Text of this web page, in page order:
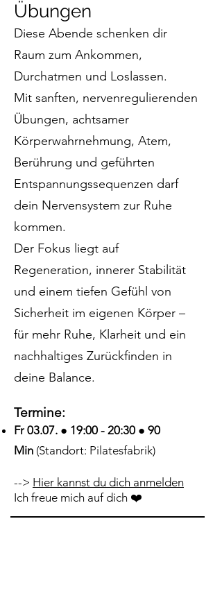
Übungen
Diese Abende schenken dir
Raum zum Ankommen,
Durchatmen und Loslassen.
Mit sanften, nervenregulierenden
Übungen, achtsamer
Körperwahrnehmung, Atem,
Berührung und geführten
Entspannungssequenzen darf
dein Nervensystem zur Ruhe
kommen.
Der Fokus liegt auf
Regeneration, innerer Stabilität
und einem tiefen Gefühl von
Sicherheit im eigenen Körper –
für mehr Ruhe, Klarheit und ein
nachhaltiges Zurückfinden in
deine Balance.
Termine:
Fr 03.07. ● 19:00 - 20:30 ● 90
Min (Standort: Pilatesfabrik)
--> Hier kannst du dich anmelden
Ich freue mich auf dich ❤️